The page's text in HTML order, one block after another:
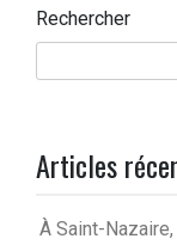
Rechercher
Articles
À Saint-